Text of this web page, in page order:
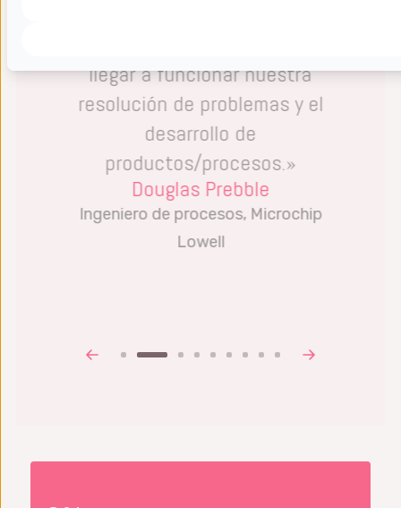
llegar a funcionar nuestra
resolución de problemas y el
desarrollo de
productos/procesos.»
Douglas Prebble
Ingeniero de procesos, Microchip
Lowell